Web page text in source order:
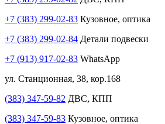
+7 (383) 299-02-83 Кузовное, оптика
+7 (383) 299-02-84 Детали подвески
+7 (913) 917-02-83 WhatsApp
ул. Станционная, 38, кор.168
(383) 347-59-82 ДВС, КПП
(383) 347-59-83 Кузовное, оптика